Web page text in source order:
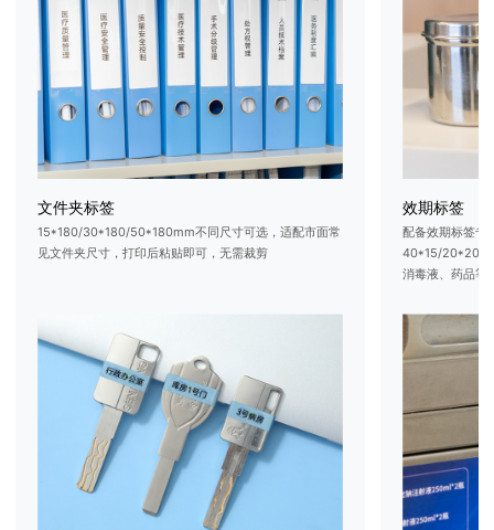
文件夹标签
15*180/30*180/50*180mm不同尺寸可选，适配市面常
见文件夹尺寸，打印后粘贴即可，无需裁剪
效期标签
配备效期标签专
40*15/
消毒液、药品等